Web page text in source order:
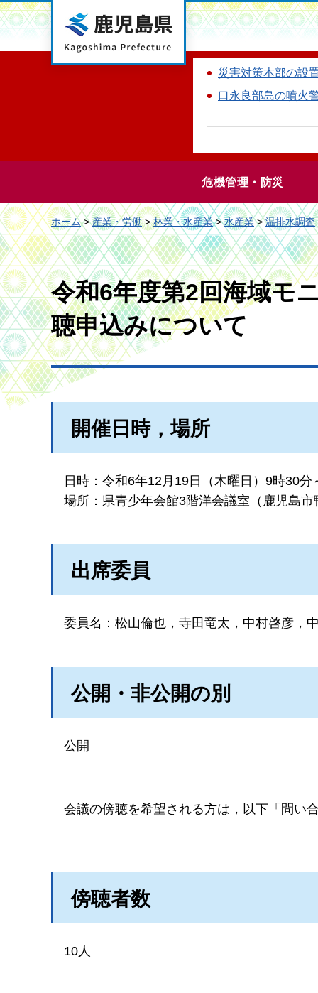
鹿児島県
災害対策本部の設
口永良部島の噴火
危機管理・防災
ホーム>産業・労働>林業・水産業>水産業>温排水調査
令和6年度第2回海域モ
聴申込みについて
開催日時，場所
日時：令和6年12月19日（木曜日）9時30分
場所：県青少年会館3階洋会議室（鹿児島
出席委員
委員名：松山倫也，寺田竜太，中村啓彦，
公開・非公開の別
公開
会議の傍聴を希望される方は，以下「問い
傍聴者数
10人